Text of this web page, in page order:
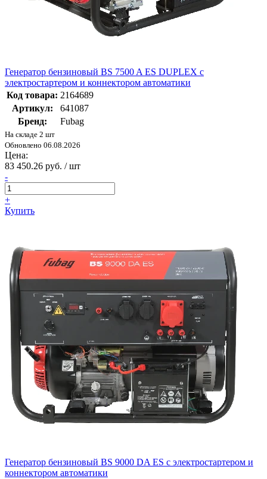
Генератор бензиновый BS 7500 A ES DUPLEX с
электростартером и коннектором автоматики
Код товара: 2164689
Артикул:
641087
Бренд:
Fubag
На складе 2 шт
Обновлено 06.08.2026
Цена:
83 450.26 руб. / шт
-
+
Купить
Генератор бензиновый BS 9000 DA ES с электростартером и
коннектором автоматики